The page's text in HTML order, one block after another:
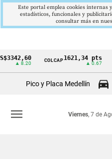
Cintillo
Colombia
COLCAP1621,34 pts USD/
Pico y Placa Medellín
Viernes, 7 de
menu
Este portal emplea cookies internas
estadísticos, funcionales y
consultar más en